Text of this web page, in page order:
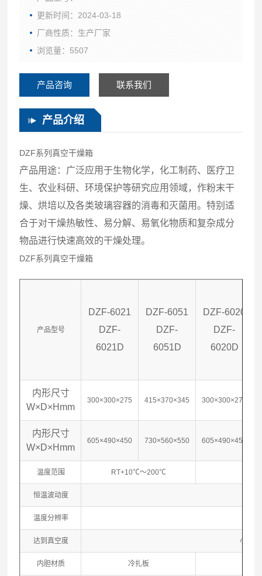
更新时间：2024-03-18
厂商性质：生产厂家
浏览量：5507
产品咨询 联系我们
产品介绍
DZF系列真空干燥箱
产品用途：广泛应用于生物化学，化工制药、医疗卫
生、农业科研、环境保护等研究应用领域，作粉末干
燥、烘培以及各类玻璃容器的消毒和灭菌用。特别适
合于对干燥热敏性、易分解、易氧化物质和复杂成分
物品进行快速高效的干燥处理。
DZF系列真空干燥箱
产品型号
DZF-6021
DZF-
6021D
DZF-6051
DZF-
6051D
DZF-6020
DZF-
6020D
内形尺寸
W×D×Hmm
300×300×275 415×370×345 300×300×275
内形尺寸
W×D×Hmm
605×490×450 730×560×550 605×490×450
温度范围 RT+10℃～200℃
恒温波动度
温度分辨率
达到真空度 小于
内胆材质 冷扎板